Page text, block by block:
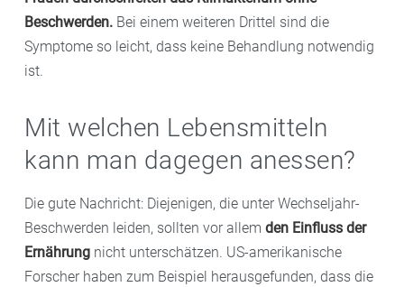
ebenfalls häufiger auftreten.
Beschwerden. Bei einem weiteren Drittel sind die
Symptome so leicht, dass keine Behandlung notwendig
ist.
Mit welchen Lebensmitteln
kann man dagegen anessen?
Die gute Nachricht: Diejenigen, die unter Wechseljahr-
Beschwerden leiden, sollten vor allem den Einfluss der
Ernährung nicht unterschätzen. US-amerikanische
Forscher haben zum Beispiel herausgefunden, dass die